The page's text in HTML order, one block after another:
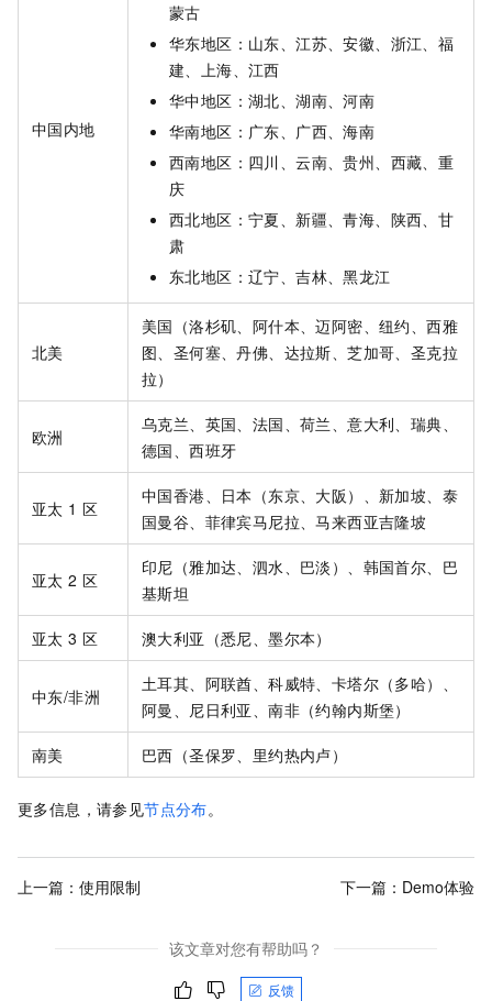
中国内地
蒙古
华东地区：山东、江苏、安徽、浙江、福
建、上海、江西
华中地区：湖北、湖南、河南
华南地区：广东、广西、海南
西南地区：四川、云南、贵州、西藏、重
庆
西北地区：宁夏、新疆、青海、陕西、甘
肃
东北地区：辽宁、吉林、黑龙江
北美
美国（洛杉矶、阿什本、迈阿密、纽约、西雅
图、圣何塞、丹佛、达拉斯、芝加哥、圣克拉
拉）
欧洲
乌克兰、英国、法国、荷兰、意大利、瑞典、
德国、西班牙
亚太 1 区
中国香港、日本（东京、大阪）、新加坡、泰
国曼谷、菲律宾马尼拉、马来西亚吉隆坡
亚太 2 区
印尼（雅加达、泗水、巴淡）、韩国首尔、巴
基斯坦
亚太 3 区 澳大利亚（悉尼、墨尔本）
中东/非洲
土耳其、阿联酋、科威特、卡塔尔（多哈）、
阿曼、尼日利亚、南非（约翰内斯堡）
南美 巴西（圣保罗、里约热内卢）
更多信息，请参见节点分布。
上一篇： 使用限制 下一篇： Demo体验
该文章对您有帮助吗？
反馈